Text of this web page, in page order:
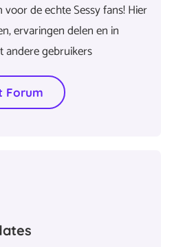
de echte Sessy fans! Hier
ervaringen delen en in
gebruikers
Forum